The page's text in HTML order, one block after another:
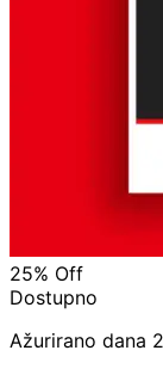
25% Off
Dostupno
Ažurirano dana